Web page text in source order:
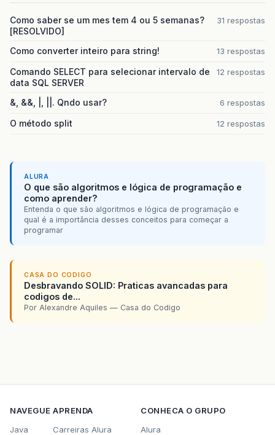
Como saber se um mes tem 4 ou 5 semanas?
[RESOLVIDO]
31 respostas
Como converter inteiro para string! 13 respostas
Comando SELECT para selecionar intervalo de
data SQL SERVER
12 respostas
&, &&, |, ||. Qndo usar? 6 respostas
O método split 12 respostas
ALURA
O que são algoritmos e lógica de programação e
como aprender?
Entenda o que são algoritmos e lógica de programação e
qual é a importância desses conceitos para começar a
programar
CASA DO CODIGO
Desbravando SOLID: Praticas avancadas para
codigos de...
Por Alexandre Aquiles — Casa do Codigo
NAVEGUE
Java
APRENDA
Carreiras Alura
CONHECA O GRUPO
Alura